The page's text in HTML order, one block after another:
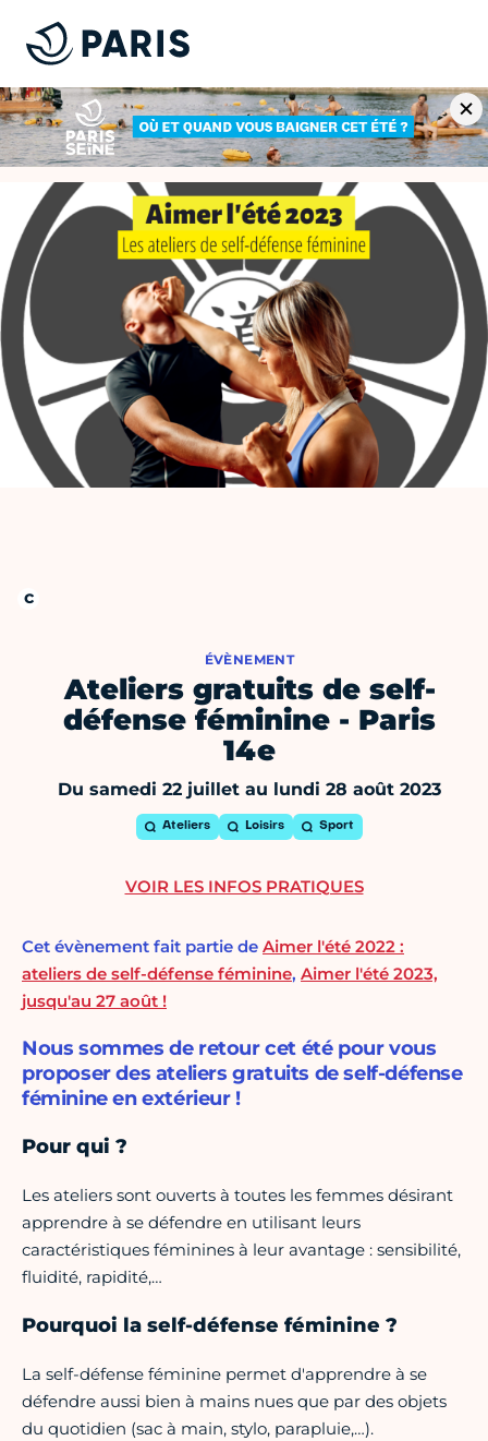
ÉVÈNEMENT
Ateliers gratuits de self-
défense féminine - Paris
14e
Du samedi 22 juillet au lundi 28 août 2023
Ateliers Loisirs Sport
Cet évènement fait partie de Aimer l'été 2022 :
ateliers de self-défense féminine, Aimer l'été 2023,
jusqu'au 27 août !
Nous sommes de retour cet été pour vous
proposer des ateliers gratuits de self-défense
féminine en extérieur !
Pour qui ?
Les ateliers sont ouverts à toutes les femmes désirant
apprendre à se défendre en utilisant leurs
caractéristiques féminines à leur avantage : sensibilité,
fluidité, rapidité,…
Pourquoi la self-défense féminine ?
La self-défense féminine permet d'apprendre à se
défendre aussi bien à mains nues que par des objets
du quotidien (sac à main, stylo, parapluie,…).
VOIR LES INFOS PRATIQUES